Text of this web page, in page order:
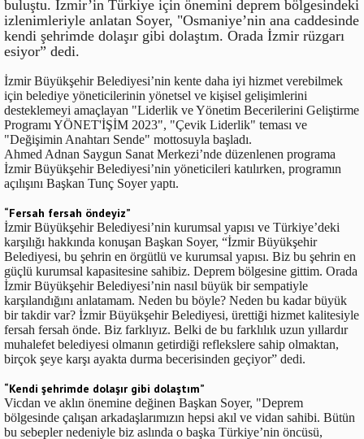
buluştu. İzmir’in Türkiye için önemini deprem bölgesindeki
izlenimleriyle anlatan Soyer, "Osmaniye’nin ana caddesinde
kendi şehrimde dolaşır gibi dolaştım. Orada İzmir rüzgarı
esiyor” dedi.
İzmir Büyükşehir Belediyesi’nin kente daha iyi hizmet verebilmek
için belediye yöneticilerinin yönetsel ve kişisel gelişimlerini
desteklemeyi amaçlayan "Liderlik ve Yönetim Becerilerini Geliştirme
Programı YÖNET'İŞİM 2023", "Çevik Liderlik" teması ve
"Değişimin Anahtarı Sende" mottosuyla başladı.
Ahmed Adnan Saygun Sanat Merkezi’nde düzenlenen programa
İzmir Büyükşehir Belediyesi’nin yöneticileri katılırken, programın
açılışını Başkan Tunç Soyer yaptı.
“Fersah fersah öndeyiz”
İzmir Büyükşehir Belediyesi’nin kurumsal yapısı ve Türkiye’deki
karşılığı hakkında konuşan Başkan Soyer, “İzmir Büyükşehir
Belediyesi, bu şehrin en örgütlü ve kurumsal yapısı. Biz bu şehrin en
güçlü kurumsal kapasitesine sahibiz. Deprem bölgesine gittim. Orada
İzmir Büyükşehir Belediyesi’nin nasıl büyük bir sempatiyle
karşılandığını anlatamam. Neden bu böyle? Neden bu kadar büyük
bir takdir var? İzmir Büyükşehir Belediyesi, ürettiği hizmet kalitesiyle
fersah fersah önde. Biz farklıyız. Belki de bu farklılık uzun yıllardır
muhalefet belediyesi olmanın getirdiği reflekslere sahip olmaktan,
birçok şeye karşı ayakta durma becerisinden geçiyor” dedi.
“Kendi şehrimde dolaşır gibi dolaştım”
Vicdan ve aklın önemine değinen Başkan Soyer, "Deprem
bölgesinde çalışan arkadaşlarımızın hepsi akıl ve vidan sahibi. Bütün
bu sebepler nedeniyle biz aslında o başka Türkiye’nin öncüsü,